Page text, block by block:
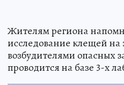
Жителям региона
исследование клещей на
возбудителями опасных
проводится на базе 3-х